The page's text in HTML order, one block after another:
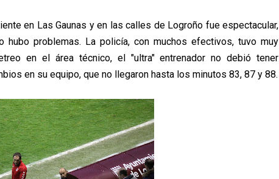
en Las Gaunas y en las calles de Logroño fue espectacular,
hubo problemas. La policía, con muchos efectivos, tuvo muy
en el área técnico, el "ultra" entrenador no debió tener
en su equipo, que no llegaron hasta los minutos 83, 87 y 88.